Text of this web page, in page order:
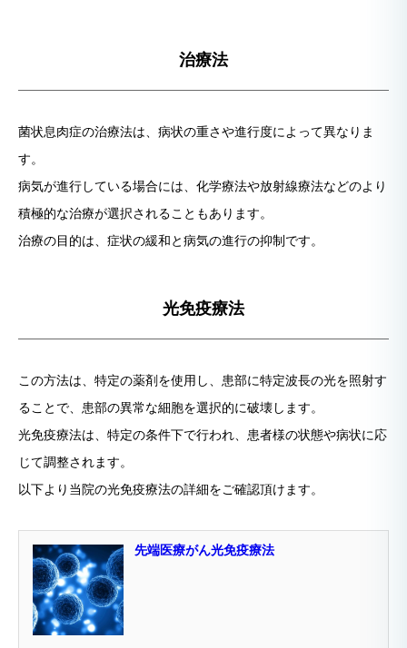
治療法
菌状息肉症の治療法は、病状の重さや進行度によって異なりま
す。
病気が進行している場合には、化学療法や放射線療法などのより
積極的な治療が選択されることもあります。
治療の目的は、症状の緩和と病気の進行の抑制です。
光免疫療法
この方法は、特定の薬剤を使用し、患部に特定波長の光を照射す
ることで、患部の異常な細胞を選択的に破壊します。
光免疫療法は、特定の条件下で行われ、患者様の状態や病状に応
じて調整されます。
以下より当院の光免疫療法の詳細をご確認頂けます。
先端医療がん光免疫療法